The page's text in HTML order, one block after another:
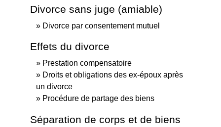
Divorce sans juge (amiable)
Divorce par consentement mutuel
Effets du divorce
Prestation compensatoire
Droits et obligations des ex-époux après
un divorce
Procédure de partage des biens
Séparation de corps et de biens